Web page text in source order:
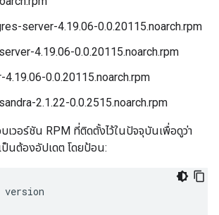
server-4.19.06-0.0.20115.noarch.rpm
4.19.06-0.0.20115.noarch.rpm
0.0.20115.noarch.rpm
2.1.22-0.0.2515.noarch.rpm
เวอร์ชัน RPM ที่ติดตั้งไว้ในปัจจุบันเพื่อดูว่า
ป็นต้องอัปเดต โดยป้อน: